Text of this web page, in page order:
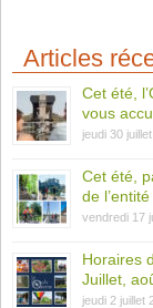
Articles
Cet été,
vous
jeudi 30
Cet été,
de
vendredi 17
Horaires
Juillet,
jeudi 2 juillet